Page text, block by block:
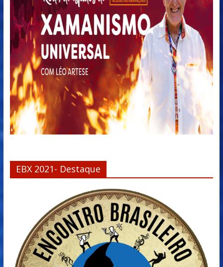
EBX 2021- Destaque